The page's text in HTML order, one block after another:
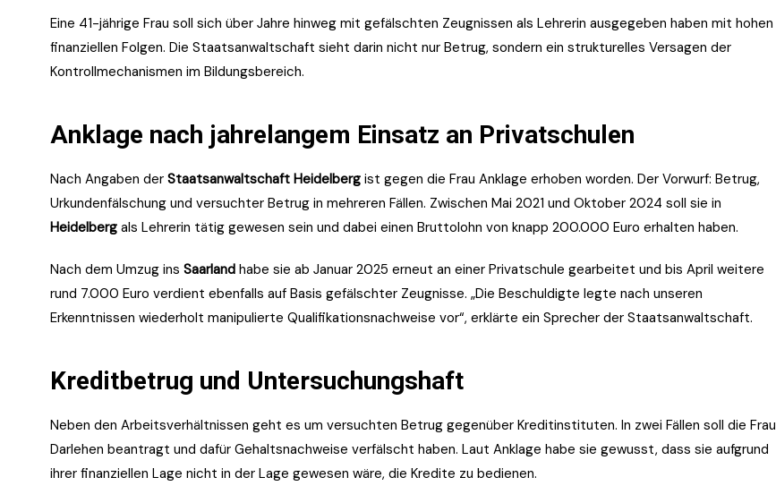
Eine 41-jährige Frau soll sich über Jahre hinweg mit gefälschten Zeugnissen als Lehrerin ausgegeben haben mit hohen
finanziellen Folgen. Die Staatsanwaltschaft sieht darin nicht nur Betrug, sondern ein strukturelles Versagen der
Kontrollmechanismen im Bildungsbereich.
Anklage nach jahrelangem Einsatz an Privatschulen
Nach Angaben der Staatsanwaltschaft Heidelberg ist gegen die Frau Anklage erhoben worden. Der Vorwurf: Betrug,
Urkundenfälschung und versuchter Betrug in mehreren Fällen. Zwischen Mai 2021 und Oktober 2024 soll sie in
Heidelberg als Lehrerin tätig gewesen sein und dabei einen Bruttolohn von knapp 200.000 Euro erhalten haben.
Nach dem Umzug ins Saarland habe sie ab Januar 2025 erneut an einer Privatschule gearbeitet und bis April weitere
rund 7.000 Euro verdient ebenfalls auf Basis gefälschter Zeugnisse. „Die Beschuldigte legte nach unseren
Erkenntnissen wiederholt manipulierte Qualifikationsnachweise vor“, erklärte ein Sprecher der Staatsanwaltschaft.
Kreditbetrug und Untersuchungshaft
Neben den Arbeitsverhältnissen geht es um versuchten Betrug gegenüber Kreditinstituten. In zwei Fällen soll die Frau
Darlehen beantragt und dafür Gehaltsnachweise verfälscht haben. Laut Anklage habe sie gewusst, dass sie aufgrund
ihrer finanziellen Lage nicht in der Lage gewesen wäre, die Kredite zu bedienen.